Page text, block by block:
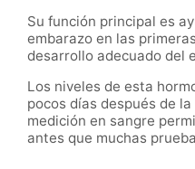
Su función principal es
embarazo en las
desarrollo adecuado del
Los niveles de esta
pocos días después de
medición en sangre
antes que muchas